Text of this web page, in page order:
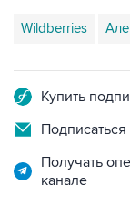
Wildberries
Купить
Получать
канале